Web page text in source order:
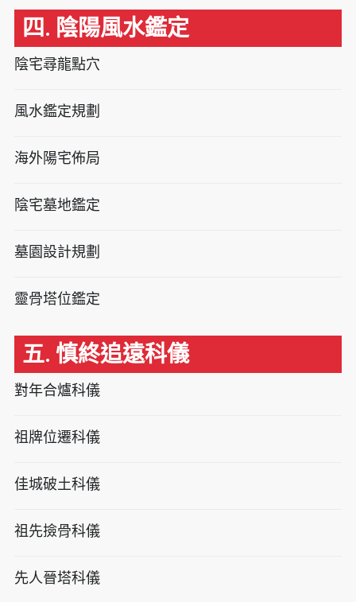
四. 陰陽風水鑑定
陰宅尋龍點穴
風水鑑定規劃
海外陽宅佈局
陰宅墓地鑑定
墓園設計規劃
靈骨塔位鑑定
五. 慎終追遠科儀
對年合爐科儀
祖牌位遷科儀
佳城破土科儀
祖先撿骨科儀
先人晉塔科儀